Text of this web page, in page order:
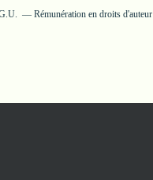
Rémunération en droits d'auteur